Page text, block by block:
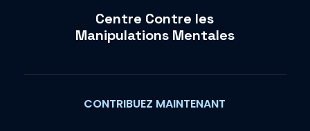
Centre Contre les
Manipulations Mentales
CONTRIBUEZ MAINTENANT